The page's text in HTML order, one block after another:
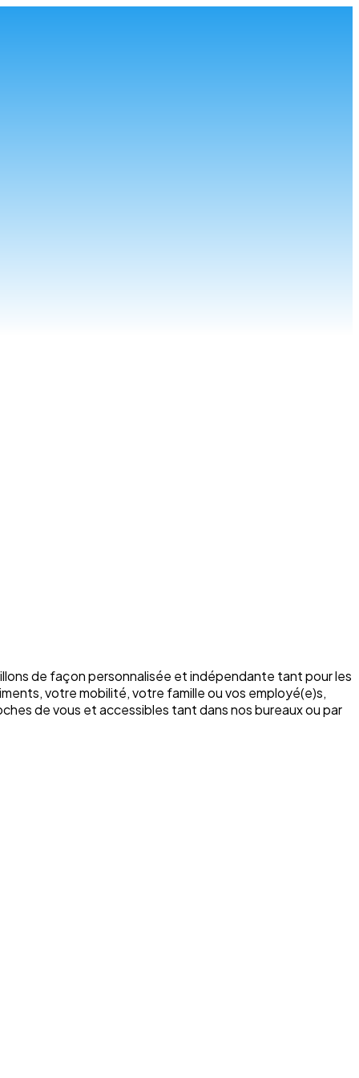
de façon personnalisée et indépendante tant pour les
votre mobilité, votre famille ou vos employé(e)s,
de vous et accessibles tant dans nos bureaux ou par